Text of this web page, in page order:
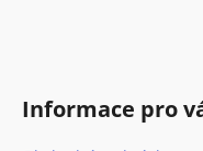
u
t
e
Informace pro